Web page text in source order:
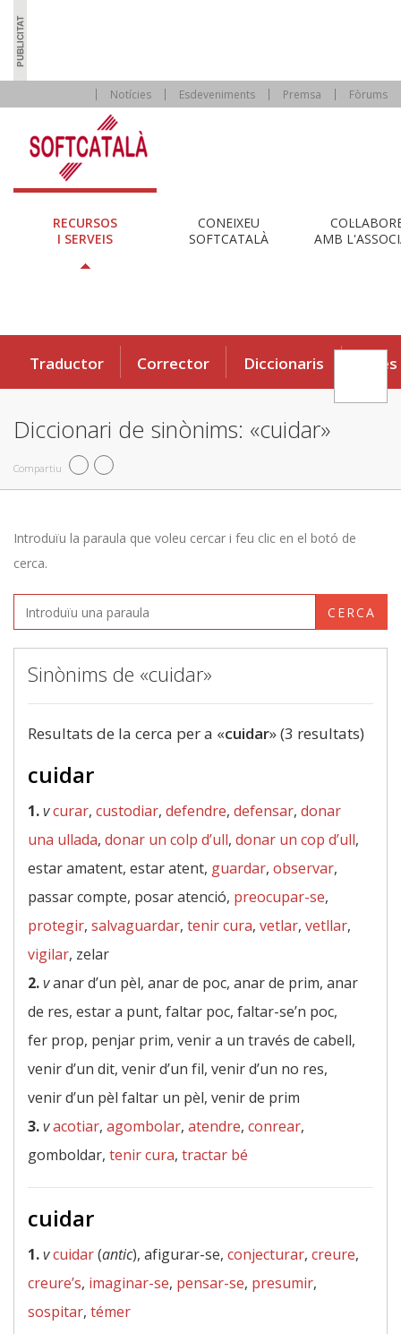
Notícies Esdeveniments Premsa Fòrums
RECURSOS
I SERVEIS
CONEIXEU
SOFTCATALÀ
AMB
Traductor Corrector Diccionaris Eines
Diccionari de sinònims: «cuidar»
Compartiu
Introduïu la paraula que voleu cercar i feu clic en el botó de
cerca.
CERCA
Sinònims de «cuidar»
Resultats de la cerca per a «cuidar» (3 resultats)
cuidar
1.vcurar, custodiar, defendre, defensar, donar
una ullada, donar un colp d’ull, donar un cop d’ull,
estar amatent, estar atent, guardar, observar,
passar compte, posar atenció, preocupar-se,
protegir, salvaguardar, tenir cura, vetlar, vetllar,
vigilar, zelar
2.vanar d’un pèl, anar de poc, anar de prim, anar
de res, estar a punt, faltar poc, faltar-se’n poc,
fer prop, penjar prim, venir a un través de cabell,
venir d’un dit, venir d’un fil, venir d’un no res,
venir d’un pèl faltar un pèl, venir de prim
3.vacotiar, agombolar, atendre, conrear,
gomboldar, tenir cura, tractar bé
cuidar
1.vcuidar(antic), afigurar-se, conjecturar, creure,
creure’s, imaginar-se, pensar-se, presumir,
sospitar, témer